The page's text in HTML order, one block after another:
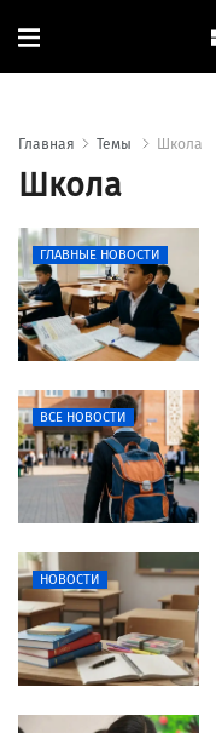
Главная Темы Школа
Школа
ГЛАВНЫЕ НОВОСТИ
ВСЕ НОВОСТИ
НОВОСТИ